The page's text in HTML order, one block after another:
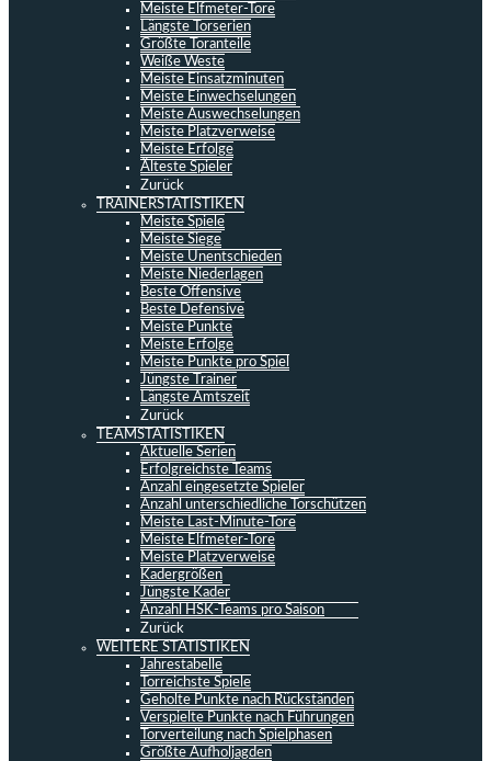
Meiste Elfmeter-Tore
Längste Torserien
Größte Toranteile
Weiße Weste
Meiste Einsatzminuten
Meiste Einwechselungen
Meiste Auswechselungen
Meiste Platzverweise
Meiste Erfolge
Älteste Spieler
Zurück
TRAINERSTATISTIKEN
Meiste Spiele
Meiste Siege
Meiste Unentschieden
Meiste Niederlagen
Beste Offensive
Beste Defensive
Meiste Punkte
Meiste Erfolge
Meiste Punkte pro Spiel
Jüngste Trainer
Längste Amtszeit
Zurück
TEAMSTATISTIKEN
Aktuelle Serien
Erfolgreichste Teams
Anzahl eingesetzte Spieler
Anzahl unterschiedliche Torschützen
Meiste Last-Minute-Tore
Meiste Elfmeter-Tore
Meiste Platzverweise
Kadergrößen
Jüngste Kader
Anzahl HSK-Teams pro Saison
Zurück
WEITERE STATISTIKEN
Jahrestabelle
Torreichste Spiele
Geholte Punkte nach Rückständen
Verspielte Punkte nach Führungen
Torverteilung nach Spielphasen
Größte Aufholjagden